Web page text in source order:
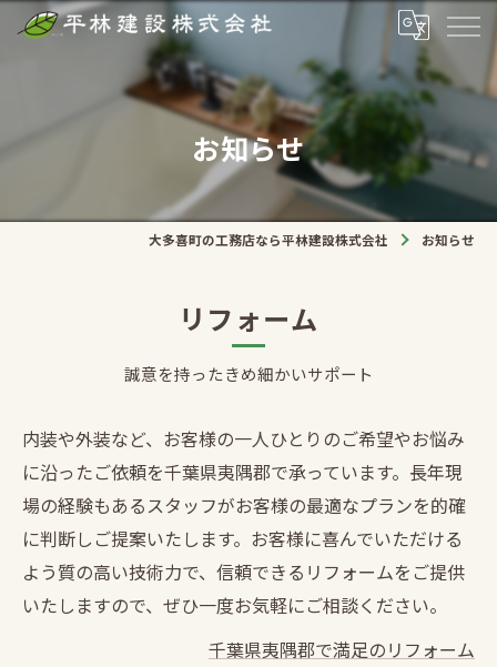
お知らせ
大多喜町の工務店なら平林建設株式会社 お知らせ
リフォーム
誠意を持ったきめ細かいサポート
内装や外装など、お客様の一人ひとりのご希望やお悩み
に沿ったご依頼を千葉県夷隅郡で承っています。長年現
場の経験もあるスタッフがお客様の最適なプランを的確
に判断しご提案いたします。お客様に喜んでいただける
よう質の高い技術力で、信頼できるリフォームをご提供
いたしますので、ぜひ一度お気軽にご相談ください。
千葉県夷隅郡で満足のリフォーム